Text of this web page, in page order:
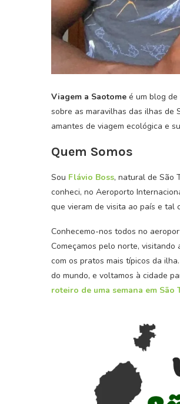
Viagem a Saotome é um blog
sobre as maravilhas das ilhas de
amantes de viagem ecológica e
Quem Somos
Sou Flávio Boss, natural de São
conheci, no Aeroporto
que vieram de visita ao país e tal
Conhecemo-nos todos no
Começamos pelo norte,
com os pratos mais típicos da
do mundo, e voltamos à cidade
roteiro de uma semana em São